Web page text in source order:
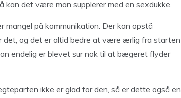
kan det være man supplerer med en sexdukke.
mangel på kommunikation. Der kan opstå
det, og det er altid bedre at være ærlig fra starten
endelig er blevet sur nok til at bægeret flyder
ikke er glad for den, så er dette også en